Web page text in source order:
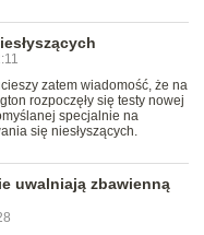
zatem wiadomość, że na
rozpoczęły się testy nowej
specjalnie na
się niesłyszących.
uwalniają zbawienną